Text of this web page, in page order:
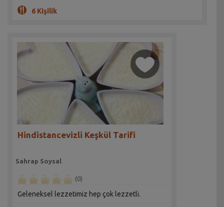
6 Kişilik
Hindistancevizli Keşkül Tarifi
Sahrap Soysal
(0)
Geleneksel lezzetimiz hep çok lezzetli.